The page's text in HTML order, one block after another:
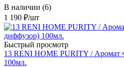
В наличии (6)
1 190 ₽/шт
Быстрый просмотр
13 RENI HOME PURITY / Аромат
100мл.